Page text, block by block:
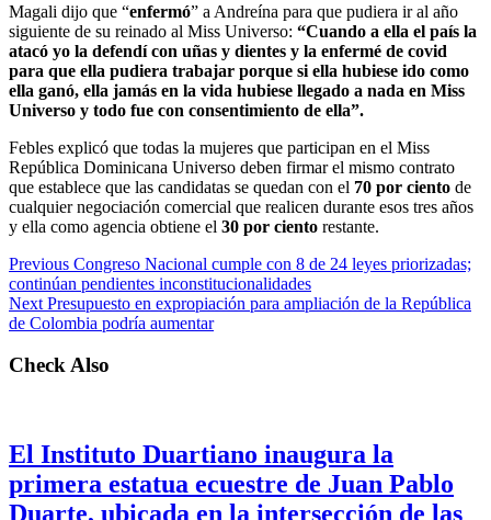
Magali dijo que “enfermó” a Andreína para que pudiera ir al año
siguiente de su reinado al Miss Universo: “Cuando a ella el país la
atacó yo la defendí con uñas y dientes y la enfermé de covid
para que ella pudiera trabajar porque si ella hubiese ido como
ella ganó, ella jamás en la vida hubiese llegado a nada en Miss
Universo y todo fue con consentimiento de ella”.
Febles explicó que todas la mujeres que participan en el Miss
República Dominicana Universo deben firmar el mismo contrato
que establece que las candidatas se quedan con el 70 por ciento de
cualquier negociación comercial que realicen durante esos tres años
y ella como agencia obtiene el 30 por ciento restante.
Previous Congreso Nacional cumple con 8 de 24 leyes priorizadas;
continúan pendientes inconstitucionalidades
Next Presupuesto en expropiación para ampliación de la República
de Colombia podría aumentar
Check Also
El Instituto Duartiano inaugura la
primera estatua ecuestre de Juan Pablo
Duarte, ubicada en la intersección de las